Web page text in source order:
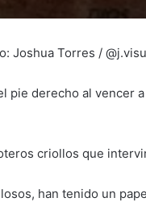
Joshua Torres /
pie derecho al vencer
criollos que
han tenido un